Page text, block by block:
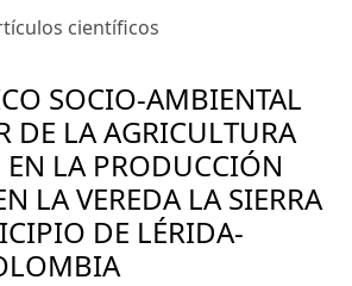
científicos
SOCIO-AMBIENTAL
DE LA AGRICULTURA
LA PRODUCCIÓN
LA VEREDA LA SIERRA
DE LÉRIDA-